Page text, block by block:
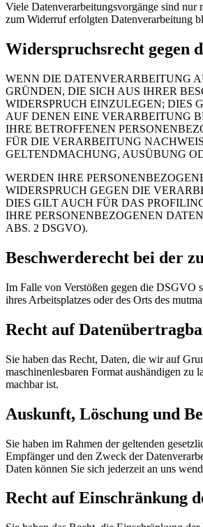
Viele Datenverarbeitungsvorgänge sind
zum Widerruf erfolgten Datenverarbeitung
Widerspruchsrecht gegen
WENN DIE DATENVERARBEITUNG
GRÜNDEN, DIE SICH AUS IHRER
WIDERSPRUCH EINZULEGEN; DIES
AUF DENEN EINE VERARBEITUNG
IHRE BETROFFENEN
FÜR DIE VERARBEITUNG
GELTENDMACHUNG, AUSÜBUNG
WERDEN IHRE
WIDERSPRUCH GEGEN DIE
DIES GILT AUCH FÜR DAS
IHRE PERSONENBEZOGENEN
ABS. 2 DSGVO).
Beschwerderecht bei der
Im Falle von Verstößen gegen die DSGVO
ihres Arbeitsplatzes oder des Orts des
Recht auf
Sie haben das Recht, Daten, die wir auf
maschinenlesbaren Format aushändigen zu
machbar ist.
Auskunft, Löschung und
Sie haben im Rahmen der geltenden
Empfänger und den Zweck der
Daten können Sie sich jederzeit an uns
Recht auf Einschränkung